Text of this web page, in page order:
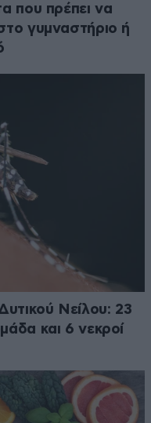
που πρέπει να
γυμναστήριο ή
Νείλου: 23
και 6 νεκροί